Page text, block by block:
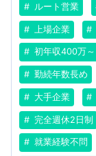
ルート営業
上場企業
初年収400万～
勤続年数長め
大手企業
完全週休2日制
就業経験不問